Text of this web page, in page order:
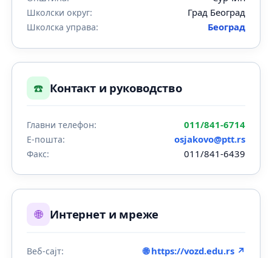
Школски округ: Град Београд
Школска управа: Београд
☎️ Контакт и руководство
Главни телефон: 011/841-6714
Е-пошта: osjakovo@ptt.rs
Факс: 011/841-6439
🌐 Интернет и мреже
Веб-сајт: 🌐 https://vozd.edu.rs ↗